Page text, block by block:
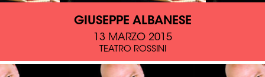
GIUSEPPE ALBANESE
13 MARZO 2015
TEATRO ROSSINI